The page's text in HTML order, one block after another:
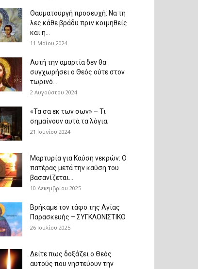
Θαυματουργή προσευχή: Να τη
λες κάθε βράδυ πριν κοιμηθείς
και η...
11 Μαΐου 2024
Αυτή την αμαρτία δεν θα
συγχωρήσει ο Θεός ούτε στον
τωρινό...
2 Αυγούστου 2024
«Τα σα εκ των σων» – Τι
σημαίνουν αυτά τα λόγια;
21 Ιουνίου 2024
Μαρτυρία για Καύση νεκρών: Ο
πατέρας μετά την καύση του
βασανίζεται...
10 Δεκεμβρίου 2025
Βρήκαμε τον τάφο της Αγίας
Παρασκευής – ΣΥΓΚΛΟΝΙΣΤΙΚΟ
26 Ιουλίου 2025
Δείτε πως δοξάζει ο Θεός
αυτούς που νηστεύουν την